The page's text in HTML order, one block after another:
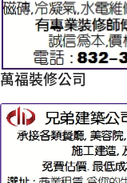
萬福裝修公司